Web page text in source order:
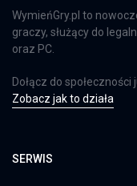
PS4
WymieńGry.pl to
graczy, służący do
oraz PC.
Dołącz do społeczności
Zobacz jak to działa
SERWIS